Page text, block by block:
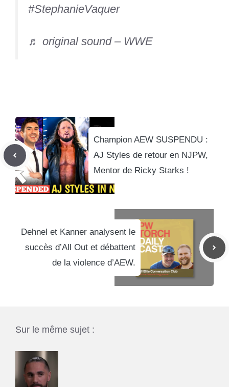
#StephanieVaquer
♬ original sound – WWE
Champion AEW SUSPENDU :
AJ Styles de retour en NJPW,
Mentor de Ricky Starks !
Dehnel et Kanner analysent le
succès d’All Out et débattent
de la violence d’AEW.
Sur le même sujet :